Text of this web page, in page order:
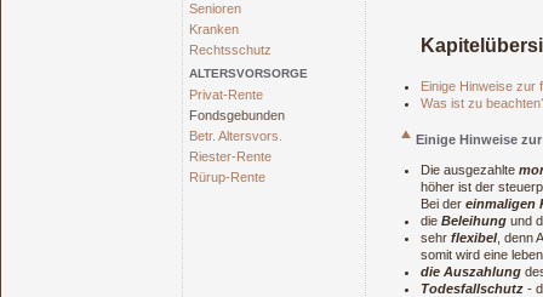
Senioren
Kranken
Rechtsschutz
ALTERSVORSORGE
Privat-Rente
Fondsgebunden
Betr. Altersvors.
Riester-Rente
Rürup-Rente
Einige Hinweise zur
Was ist zu
Einige Hinweise
Die ausgezahlte
höher ist der
Bei der einmaligen
die Beleihung und
sehr flexibel, denn
somit wird eine
die Auszahlung
Todesfallschutz -